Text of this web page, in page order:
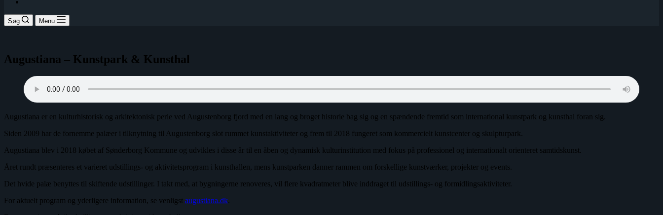
Søg Menu
Augustiana – Kunstpark & Kunsthal
Augustiana er en kulturhistorisk og arkitektonisk perle ved Augustenborg fjord med en lang og broget historie bag sig og en spændende fremtid som international kunstpark og kunsthal foran sig.
Siden 2009 har de fornemme palæer i tilknytning til Augustenborg slot rummet kunstaktiviteter og frem til 2018 fungeret som kommercielt kunstcenter og skulpturpark.
Augustiana blev i 2018 købet af Sønderborg Kommune og udvikles i disse år til en åben og dynamisk kulturinstitution med fokus på professionel og internationalt orienteret samtidskunst.
Året rundt præsenteres et varieret udstillings- og aktivitetsprogram i kunsthallen, mens kunstparken danner rammen om forskellige kunstværker, projekter og events.
Det hvide palæ benyttes til skiftende udstillinger. I takt med, at bygningerne renoveres, vil flere kvadratmeter blive inddraget til udstillings- og formidlingsaktiviteter.
For aktuelt program og yderligere information, se venligst augustiana.dk.